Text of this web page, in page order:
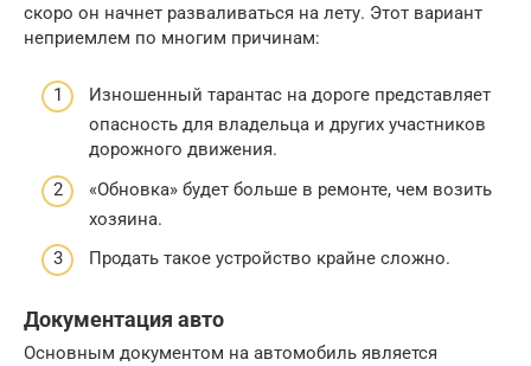
скоро он начнет разваливаться на лету. Этот вариант
неприемлем по многим причинам:
Изношенный тарантас на дороге представляет
опасность для владельца и других участников
дорожного движения.
«Обновка» будет больше в ремонте, чем возить
хозяина.
Продать такое устройство крайне сложно.
Документация авто
Основным документом на автомобиль является